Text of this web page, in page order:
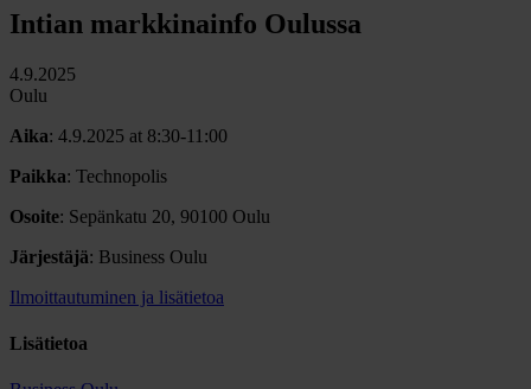
Intian markkinainfo Oulussa
4.9.2025
Oulu
Aika: 4.9.2025 at 8:30-11:00
Paikka: Technopolis
Osoite: Sepänkatu 20, 90100 Oulu
Järjestäjä: Business Oulu
Ilmoittautuminen ja lisätietoa
Lisätietoa